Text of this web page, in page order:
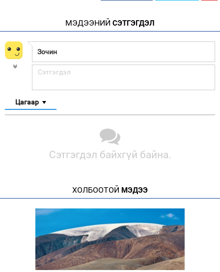
МЭДЭЭНИЙ СЭТГЭГДЭЛ
Цагаар
Сэтгэгдэл байхгүй байна.
ХОЛБООТОЙ МЭДЭЭ